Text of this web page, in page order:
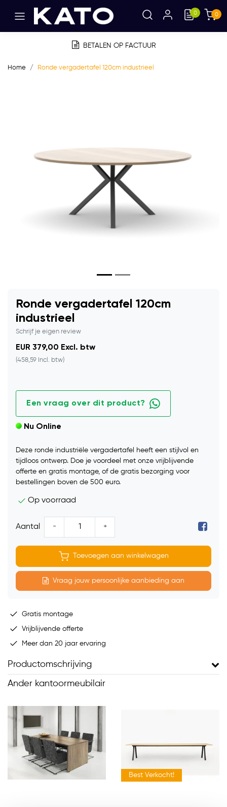
0 0
BETALEN OP FACTUUR
Home Ronde vergadertafel 120cm industrieel
Ronde vergadertafel 120cm
industrieel
Schrijf je eigen review
EUR 379,00 Excl. btw
(458,59 Incl. btw)
Een vraag over dit product?
Nu Online
Deze ronde industriële vergadertafel heeft een stijlvol en
tijdloos ontwerp. Doe je voordeel met onze vrijblijvende
offerte en gratis montage, of de gratis bezorging voor
bestellingen boven de 500 euro.
Op voorraad
Aantal - +
Toevoegen aan winkelwagen
Vraag jouw persoonlijke aanbieding aan
Gratis montage
Vrijblijvende offerte
Meer dan 20 jaar ervaring
Productomschrijving
Ander kantoormeubilair
Best Verkocht!